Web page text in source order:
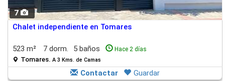
7
Chalet independiente en Tomares
523 m² 7 dorm. 5 baños Hace 2 días
Tomares. A 3 Kms. de Camas
Contactar Guardar